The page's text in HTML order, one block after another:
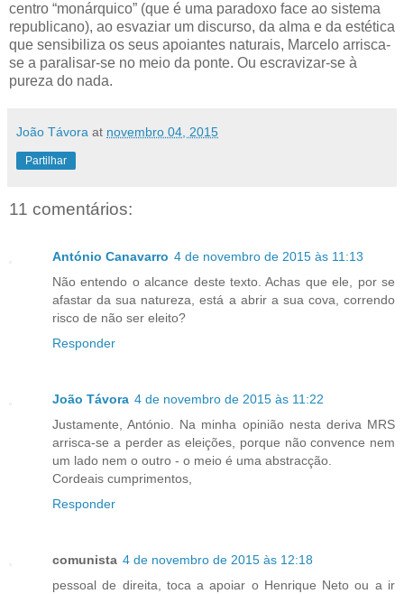
centro “monárquico” (que é uma paradoxo face ao sistema
republicano), ao esvaziar um discurso, da alma e da estética
que sensibiliza os seus apoiantes naturais, Marcelo arrisca-
se a paralisar-se no meio da ponte. Ou escravizar-se à
pureza do nada.
João Távora at novembro 04, 2015
Partilhar
11 comentários:
António Canavarro 4 de novembro de 2015 às 11:13
Não entendo o alcance deste texto. Achas que ele, por se
afastar da sua natureza, está a abrir a sua cova, correndo
risco de não ser eleito?
Responder
João Távora 4 de novembro de 2015 às 11:22
Justamente, António. Na minha opinião nesta deriva MRS
arrisca-se a perder as eleições, porque não convence nem
um lado nem o outro - o meio é uma abstracção.
Cordeais cumprimentos,
Responder
comunista 4 de novembro de 2015 às 12:18
pessoal de direita, toca a apoiar o Henrique Neto ou a ir